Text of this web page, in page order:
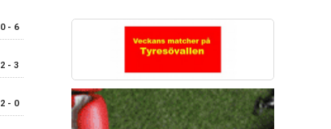
0 - 6
2 - 3
2 - 0